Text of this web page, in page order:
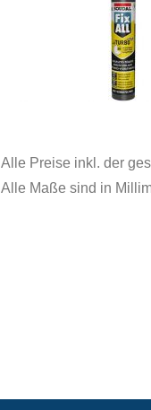
Alle Preise inkl. der
Alle Maße sind in